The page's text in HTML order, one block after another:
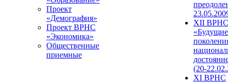
Проект
«Демография»
Проект ВРНС
«Экономика»
Общественные
приемные
XII ВРНС
«Будущие
(20-
XI ВРНС